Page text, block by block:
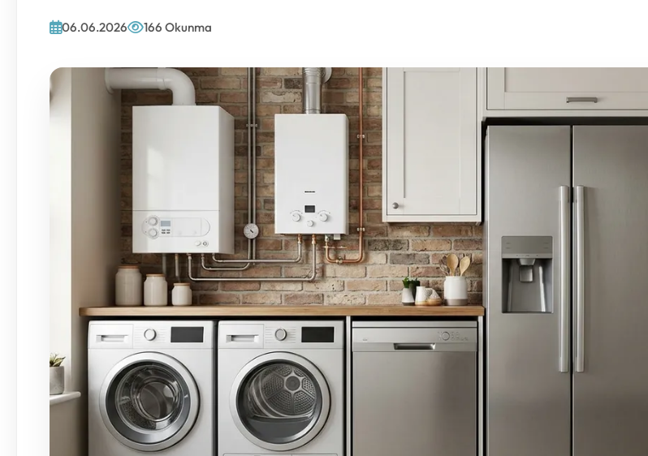
06.06.2026 166 Okunma